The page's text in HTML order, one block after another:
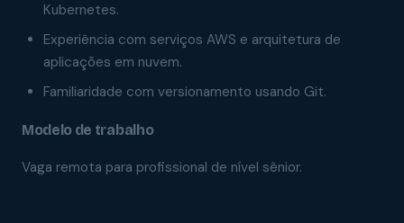
Kubernetes.
Experiência com serviços AWS e arquitetura de
aplicações em nuvem.
Familiaridade com versionamento usando Git.
Modelo de trabalho
Vaga remota para profissional de nível sênior.